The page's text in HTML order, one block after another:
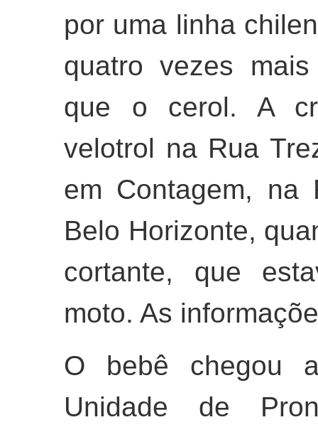
por uma linha
quatro vezes
que o cerol. A
velotrol na Rua
em Contagem, na
Belo Horizonte,
cortante, que
moto. As
O bebê chegou
Unidade de